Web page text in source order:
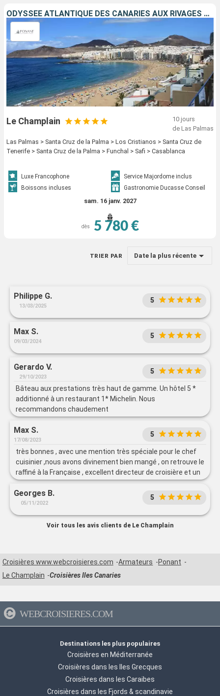
ODYSSÉE ATLANTIQUE DES CANARIES AUX RIVAGES MAROCAINS
Le Champlain
10 jours
de Las Palmas
Las Palmas > Santa Cruz de la Palma > Los Cristianos > Santa Cruz de
Tenerife > Santa Cruz de la Palma > Funchal > Safi > Casablanca
Luxe Francophone
Service Majordome inclus
Boissons incluses
Gastronomie Ducasse Conseil
sam. 16 janv. 2027
dès 5 780 €
TRIER PAR Date la plus récente
Philippe G.
13/03/2025
5
Max S.
09/03/2024
5
Gerardo V.
29/10/2023
5
Bâteau aux prestations très haut de gamme. Un hôtel 5 *
additionné à un restaurant 1* Michelin. Nous
recommandons chaudement
Max S.
17/08/2023
5
très bonnes , avec une mention très spéciale pour le chef
cuisinier ,nous avons divinement bien mangé , on retrouve le
raffiné à la Française , excellent directeur de croisière et un
Commandant exceptionnel toujours à l'écoute des
passagers souriant et très professionnel
Georges B.
05/11/2022
5
Voir tous les avis clients de Le Champlain
Croisières www.webcroisieres.com Armateurs
Ponant
Le Champlain
Croisières Iles Canaries
WEBCROISIERES.COM
Destinations les plus populaires
Croisières en Méditerranée
Croisières dans les Iles Grecques
Croisières dans les Caraibes
Croisières dans les Fjords & scandinavie